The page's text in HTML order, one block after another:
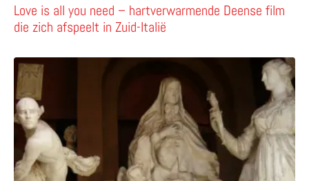
Love is all you need – hartverwarmende Deense film
die zich afspeelt in Zuid-Italië
Lees meer over Op de koffie bij Antonio Canova in Rome